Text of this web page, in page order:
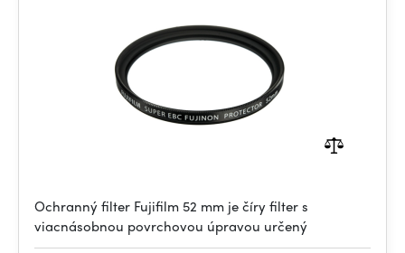
Ochranný filter Fujifilm 52 mm je číry filter s
viacnásobnou povrchovou úpravou určený